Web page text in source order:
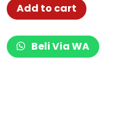
Olahraga Multifungsi
013-11
Add to cart
Beli Via WA